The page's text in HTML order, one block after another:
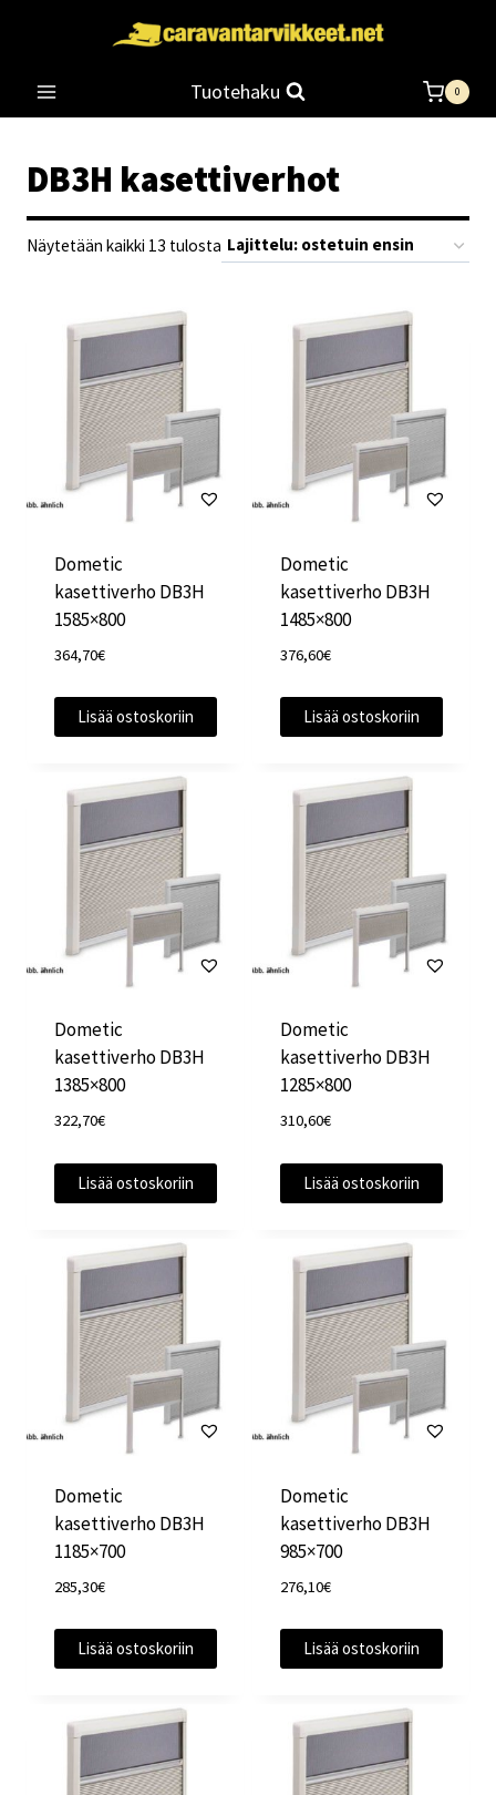
Tuotehaku 0
DB3H kasettiverhot
Näytetään kaikki 13 tulosta Suosituimmat
Dometic
kasettiverho DB3H
1585×800
364,70€
Lisää ostoskoriin
Dometic
kasettiverho DB3H
1485×800
376,60€
Lisää ostoskoriin
Dometic
kasettiverho DB3H
1385×800
322,70€
Lisää ostoskoriin
Dometic
kasettiverho DB3H
1285×800
310,60€
Lisää ostoskoriin
Dometic
kasettiverho DB3H
1185×700
285,30€
Lisää ostoskoriin
Dometic
kasettiverho DB3H
985×700
276,10€
Lisää ostoskoriin